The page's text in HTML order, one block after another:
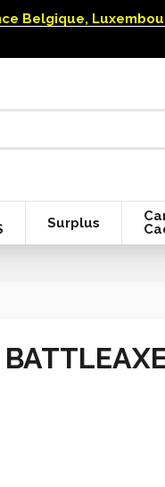
Belgique,
Surplus